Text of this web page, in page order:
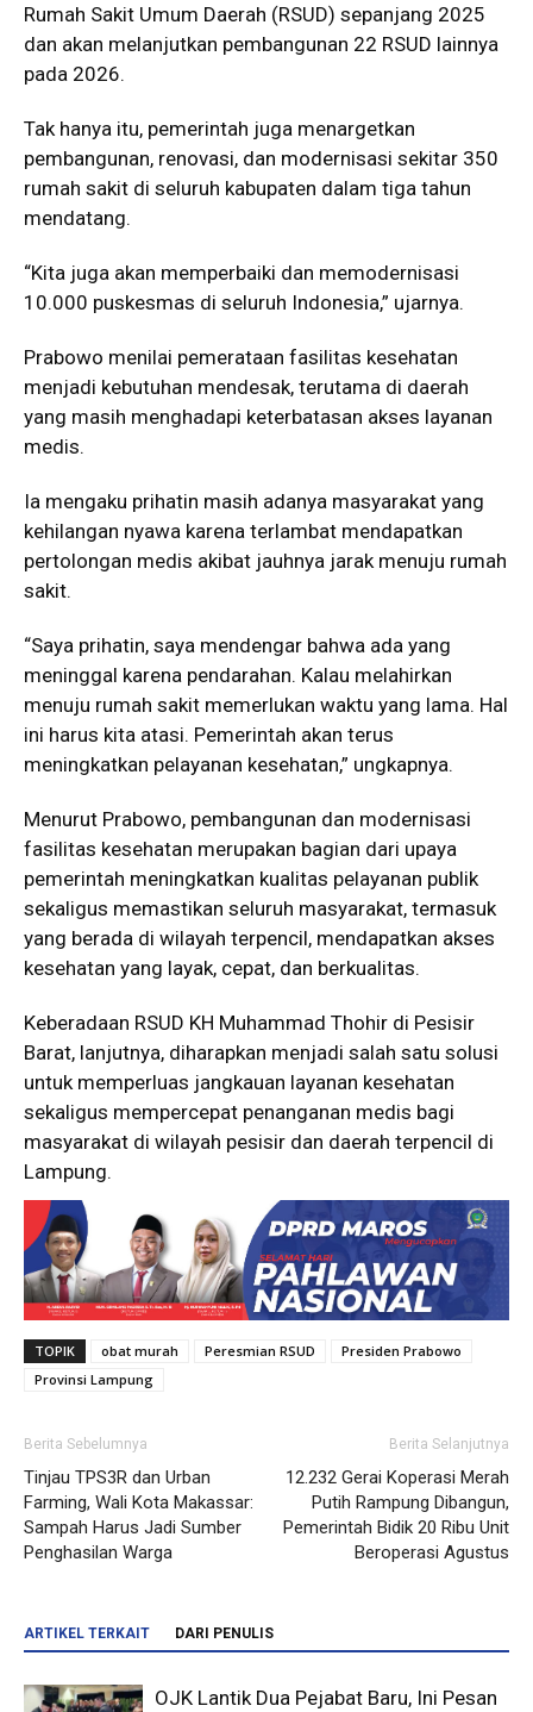
Rumah Sakit Umum Daerah (RSUD) sepanjang 2025
dan akan melanjutkan pembangunan 22 RSUD lainnya
pada 2026.
Tak hanya itu, pemerintah juga menargetkan
pembangunan, renovasi, dan modernisasi sekitar 350
rumah sakit di seluruh kabupaten dalam tiga tahun
mendatang.
“Kita juga akan memperbaiki dan memodernisasi
10.000 puskesmas di seluruh Indonesia,” ujarnya.
Prabowo menilai pemerataan fasilitas kesehatan
menjadi kebutuhan mendesak, terutama di daerah
yang masih menghadapi keterbatasan akses layanan
medis.
Ia mengaku prihatin masih adanya masyarakat yang
kehilangan nyawa karena terlambat mendapatkan
pertolongan medis akibat jauhnya jarak menuju rumah
sakit.
“Saya prihatin, saya mendengar bahwa ada yang
meninggal karena pendarahan. Kalau melahirkan
menuju rumah sakit memerlukan waktu yang lama. Hal
ini harus kita atasi. Pemerintah akan terus
meningkatkan pelayanan kesehatan,” ungkapnya.
Menurut Prabowo, pembangunan dan modernisasi
fasilitas kesehatan merupakan bagian dari upaya
pemerintah meningkatkan kualitas pelayanan publik
sekaligus memastikan seluruh masyarakat, termasuk
yang berada di wilayah terpencil, mendapatkan akses
kesehatan yang layak, cepat, dan berkualitas.
Keberadaan RSUD KH Muhammad Thohir di Pesisir
Barat, lanjutnya, diharapkan menjadi salah satu solusi
untuk memperluas jangkauan layanan kesehatan
sekaligus mempercepat penanganan medis bagi
masyarakat di wilayah pesisir dan daerah terpencil di
Lampung.
TOPIK obat murah Peresmian RSUD
Presiden Prabowo
Provinsi Lampung
Berita Sebelumnya
Tinjau TPS3R dan Urban
Farming, Wali Kota Makassar:
Sampah Harus Jadi Sumber
Penghasilan Warga
Berita Selanjutnya
12.232 Gerai Koperasi Merah
Putih Rampung Dibangun,
Pemerintah Bidik 20 Ribu Unit
Beroperasi Agustus
ARTIKEL TERKAIT DARI PENULIS
OJK Lantik Dua Pejabat Baru, Ini Pesan